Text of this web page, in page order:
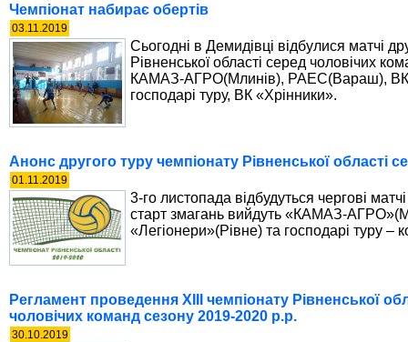
Чемпіонат набирає обертів
03.11.2019
Сьогодні в Демидівці відбулися матчі
Рівненської області серед чоловічих
КАМАЗ-АГРО(Млинів), РАЕС(Вараш), ВК
господарі туру, ВК «Хрінники».
Анонс другого туру чемпіонату Рівненської області
01.11.2019
3-го листопада відбудуться чергові
старт змагань вийдуть «КАМАЗ-
«Легіонери»(Рівне) та господарі туру –
Регламент проведення ХІІІ чемпіонату Рівненської
чоловічих команд сезону 2019-2020 р.р.
30.10.2019